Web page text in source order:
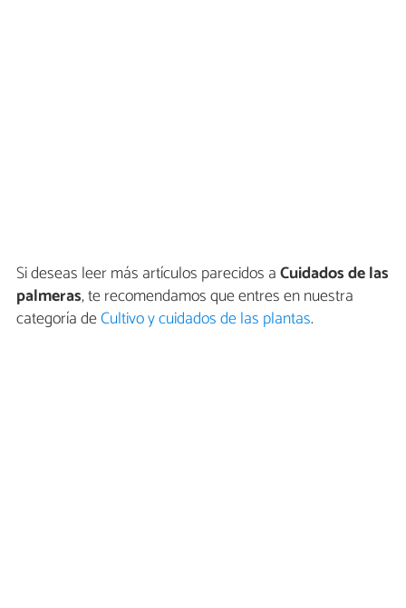
Si deseas leer más artículos parecidos aCuidados de las
palmeras, te recomendamos que entres en nuestra
categoría deCultivo y cuidados de las plantas.